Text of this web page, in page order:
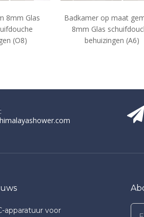
maat gemaakt
schuifdouche
(A6)
Aangepaste semi
10mm glas
behuizingen
apparatuur voor